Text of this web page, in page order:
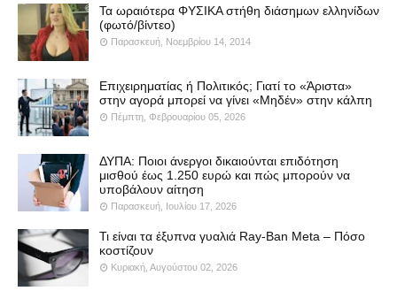
Τα ωραιότερα ΦΥΣΙΚΑ στήθη διάσημων ελληνίδων
(φωτό/βίντεο)
Παρασκευή, Νοεμβρίου 14, 2014
Επιχειρηματίας ή Πολιτικός; Γιατί το «Άριστα»
στην αγορά μπορεί να γίνει «Μηδέν» στην κάλπη
Πέμπτη, Φεβρουαρίου 05, 2026
ΔΥΠΑ: Ποιοι άνεργοι δικαιούνται επιδότηση
μισθού έως 1.250 ευρώ και πώς μπορούν να
υποβάλουν αίτηση
Παρασκευή, Ιουλίου 17, 2026
Τι είναι τα έξυπνα γυαλιά Ray-Ban Meta – Πόσο
κοστίζουν
Κυριακή, Αυγούστου 02, 2026